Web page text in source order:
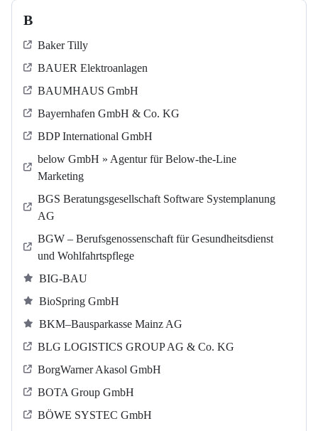
B
Baker Tilly
BAUER Elektroanlagen
BAUMHAUS GmbH
Bayernhafen GmbH & Co. KG
BDP International GmbH
below GmbH » Agentur für Below-the-Line
Marketing
BGS Beratungsgesellschaft Software Systemplanung
AG
BGW – Berufsgenossenschaft für Gesundheitsdienst
und Wohlfahrtspflege
BIG-BAU
BioSpring GmbH
BKM–Bausparkasse Mainz AG
BLG LOGISTICS GROUP AG & Co. KG
BorgWarner Akasol GmbH
BOTA Group GmbH
BÖWE SYSTEC GmbH